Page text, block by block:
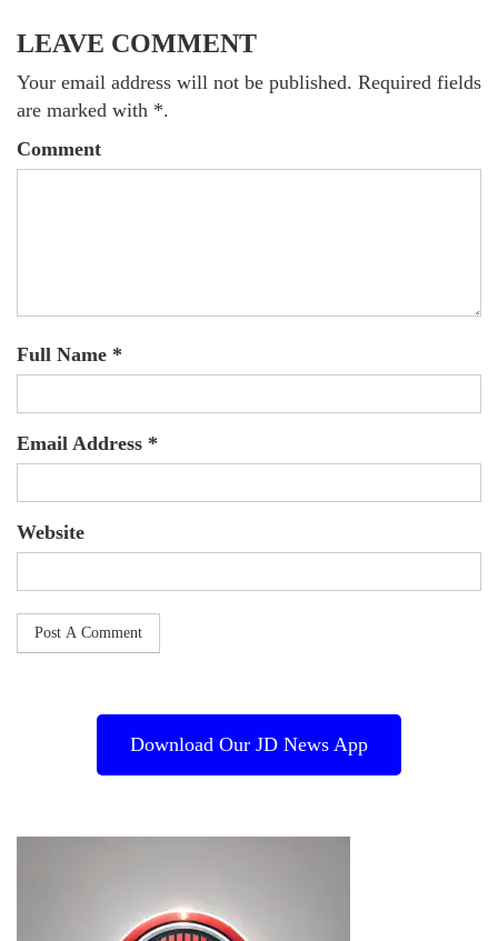
LEAVE COMMENT
Your email address will not be published. Required fields
are marked with *.
Comment
Full Name *
Email Address *
Website
Download Our JD News App